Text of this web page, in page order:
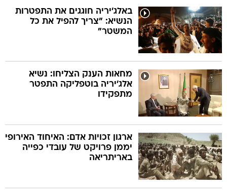
באלג'יריה חוגגים את התפטרות
הנשיא: "צריך להפיל את כל
המשטר"
מחאות הענק הצליחו: נשיא
אלג'יריה בוטפליקה התפטר
מתפקידו
ארגון זכויות אדם: האיחוד האירופי
יממן פרויקט של עובדי כפייה
באריתריאה